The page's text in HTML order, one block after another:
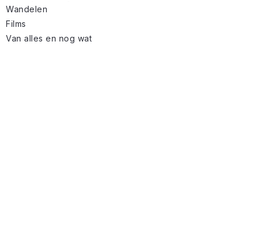
Wandelen
Films
Van alles en nog wat